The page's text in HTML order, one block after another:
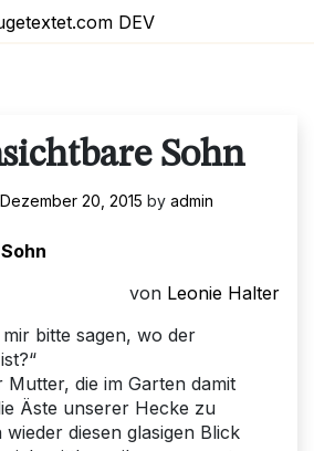
Sohn
Dezember 20, 2015 by admin
von Leonie Halter
bitte sagen, wo der
Mutter, die im Garten damit
Äste unserer Hecke zu
diesen glasigen Blick